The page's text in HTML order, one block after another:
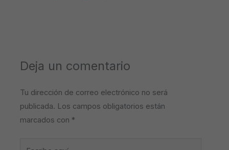
Deja un comentario
Tu dirección de correo electrónico no será
publicada. Los campos obligatorios están
marcados con *